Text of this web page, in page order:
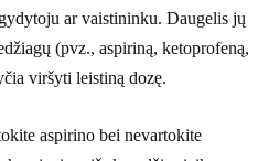
ar vaistininku. Daugelis jų
(pvz., aspiriną, ketoprofeną,
viršyti leistiną dozę.
aspirino bei nevartokite